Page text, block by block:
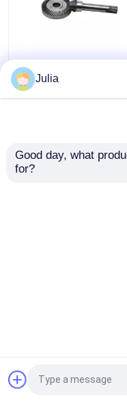
Gewoon Hypoïde
tandwiel Helicale
Pinion tandwiel
Material
Julia
Good day, what
for?